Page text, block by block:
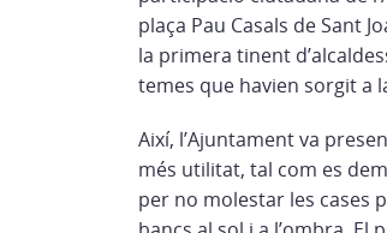
plaça Pau Casals de Sant
la primera tinent
temes que havien sorgit a
Així, l’Ajuntament va
més utilitat, tal com es
per no molestar les cases